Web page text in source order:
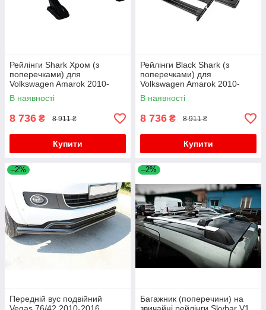
Рейлінги Shark Хром (з
поперечками) для
Volkswagen Amarok 2010-
2022 рр
В наявності
8 736 ₴ 8 911 ₴
Купити
Рейлінги Black Shark (з
поперечками) для
Volkswagen Amarok 2010-
2022 рр
В наявності
8 736 ₴ 8 911 ₴
Купити
–2%
Передній вус подвійний
–2%
Багажник (поперечини) на